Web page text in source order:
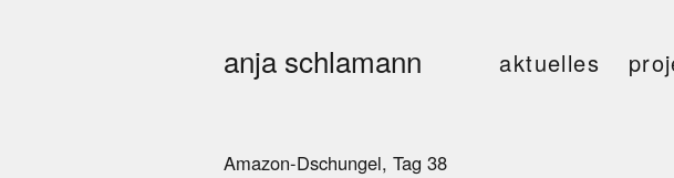
anja schlamann aktuelles
Amazon-Dschungel, Tag 38